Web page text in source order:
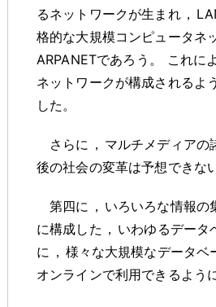
るネットワークが生まれ ，
格的な大規模コンピュータネ
ARPANETであろう 。
これに
ネットワークが構成されるよ
した 。
さらに ， マルチメディアの
後の社会の変革は予想できな
第四に ， いろいろな情報の
に構成した ， いわゆるデータ
に ， 様々な大規模なデータベ
オンラインで利用できるよう